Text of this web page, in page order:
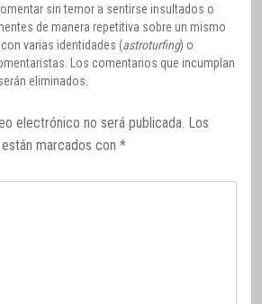
sin temor a sentirse insultados o
de manera repetitiva sobre un mismo
varias identidades (astroturfing) o
Los comentarios que incumplan
eliminados.
electrónico no será publicada. Los
marcados con *